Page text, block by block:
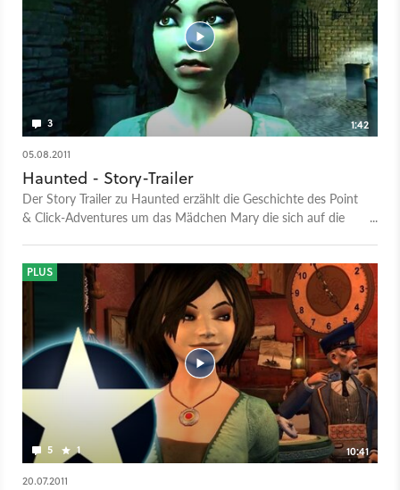
3
1:42
05.08.2011
Haunted - Story-Trailer
Der Story Trailer zu Haunted erzählt die Geschichte des Point
& Click-Adventures um das Mädchen Mary die sich auf die
5 1 10:41
PLUS
20.07.2011